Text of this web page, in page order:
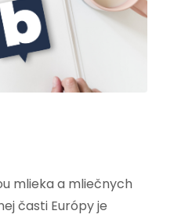
mlieka a mliečnych
časti Európy je